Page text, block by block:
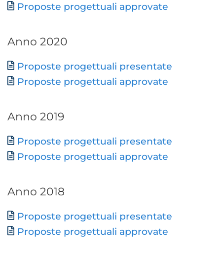
Proposte progettuali approvate
Anno 2020
Documento
Proposte progettuali presentate
Proposte progettuali approvate
Anno 2019
Documento
Proposte progettuali presentate
Proposte progettuali approvate
Anno 2018
Documento
Proposte progettuali presentate
Proposte progettuali approvate